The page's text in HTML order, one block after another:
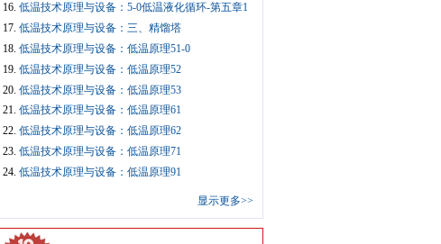
16. 低温技术原理与设备：5-0低温液化循环-第五章1
17. 低温技术原理与设备：三、精馏塔
18. 低温技术原理与设备：低温原理51-0
19. 低温技术原理与设备：低温原理52
20. 低温技术原理与设备：低温原理53
21. 低温技术原理与设备：低温原理61
22. 低温技术原理与设备：低温原理62
23. 低温技术原理与设备：低温原理71
24. 低温技术原理与设备：低温原理91
显示更多>>